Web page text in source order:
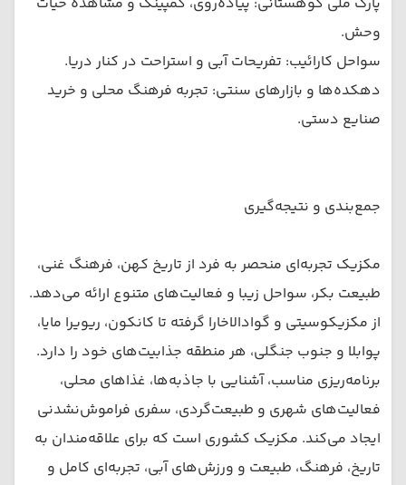
وحش.
سواحل کارائیب: تفریحات آبی و استراحت در کنار دریا.
دهکده‌ها و بازارهای سنتی: تجربه فرهنگ محلی و خرید
صنایع دستی.
جمع‌بندی و نتیجه‌گیری
مکزیک تجربه‌ای منحصر به فرد از تاریخ کهن، فرهنگ غنی،
طبیعت بکر، سواحل زیبا و فعالیت‌های متنوع ارائه می‌دهد.
از مکزیکوسیتی و گوادالاخارا گرفته تا کانکون، ریویرا مایا،
پوا‌بلا و جنوب جنگلی، هر منطقه جذابیت‌های خود را دارد.
برنامه‌ریزی مناسب، آشنایی با جاذبه‌ها، غذاهای محلی،
فعالیت‌های شهری و طبیعت‌گردی، سفری فراموش‌نشدنی
ایجاد می‌کند. مکزیک کشوری است که برای علاقه‌مندان به
تاریخ، فرهنگ، طبیعت و ورزش‌های آبی، تجربه‌ای کامل و